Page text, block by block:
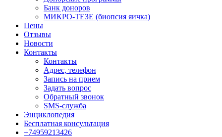
Банк доноров
МИКРО-ТЕЗЕ (биопсия яичка)
Цены
Отзывы
Новости
Контакты
Контакты
Адрес, телефон
Запись на прием
Задать вопрос
Обратный звонок
SMS-служба
Энциклопедия
Бесплатная консультация
+74959213426